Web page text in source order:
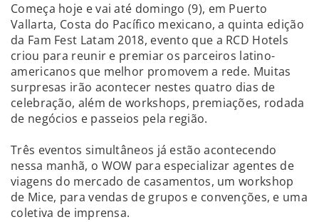
Começa hoje e vai até domingo (9), em Puerto
Vallarta, Costa do Pacífico mexicano, a quinta edição
da Fam Fest Latam 2018, evento que a RCD Hotels
criou para reunir e premiar os parceiros latino-
americanos que melhor promovem a rede. Muitas
surpresas irão acontecer nestes quatro dias de
celebração, além de workshops, premiações, rodada
de negócios e passeios pela região.
Três eventos simultâneos já estão acontecendo
nessa manhã, o WOW para especializar agentes de
viagens do mercado de casamentos, um workshop
de Mice, para vendas de grupos e convenções, e uma
coletiva de imprensa.